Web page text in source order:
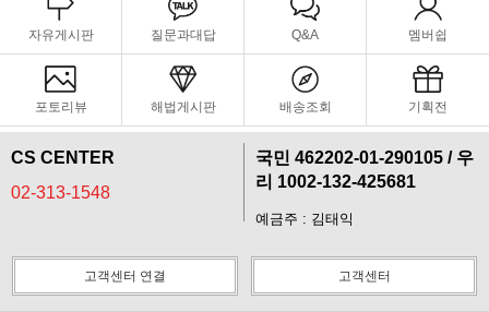
자유게시판 질문과대답 Q&A 멤버쉽
포토리뷰 해법게시판 배송조회 기획전
CS CENTER
02-313-1548
국민 462202-01-290105 / 우
리 1002-132-425681
예금주 : 김태익
고객센터 연결 고객센터